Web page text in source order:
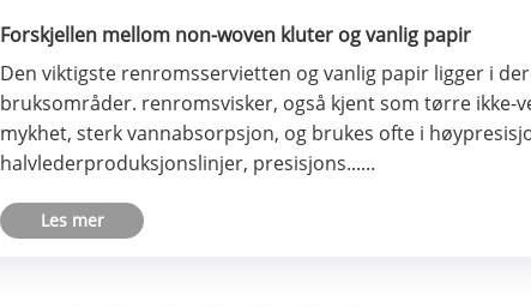
Forskjellen mellom non-woven kluter og vanlig papir
Den viktigste renromsservietten og vanlig papir ligger i
bruksområder. renromsvisker, også kjent som tørre ikke-
mykhet, sterk vannabsorpsjon, og brukes ofte i
halvlederproduksjonslinjer, presisjons......
Les mer